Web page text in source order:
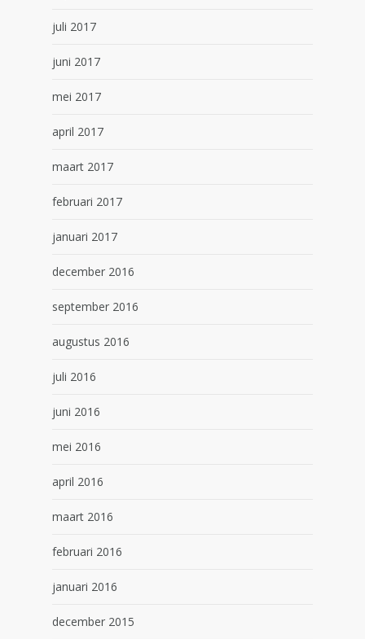
juli 2017
juni 2017
mei 2017
april 2017
maart 2017
februari 2017
januari 2017
december 2016
september 2016
augustus 2016
juli 2016
juni 2016
mei 2016
april 2016
maart 2016
februari 2016
januari 2016
december 2015